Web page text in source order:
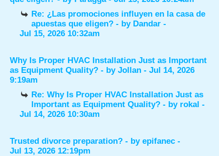
Re: ¿Las promociones influyen en la casa de
apuestas que eligen? - by Dandar -
Jul 15, 2026 10:32am
Why Is Proper HVAC Installation Just as Important
as Equipment Quality? - by Jollan - Jul 14, 2026
9:19am
Re: Why Is Proper HVAC Installation Just as
Important as Equipment Quality? - by rokal -
Jul 14, 2026 10:30am
Trusted divorce preparation? - by epifanec -
Jul 13, 2026 12:19pm